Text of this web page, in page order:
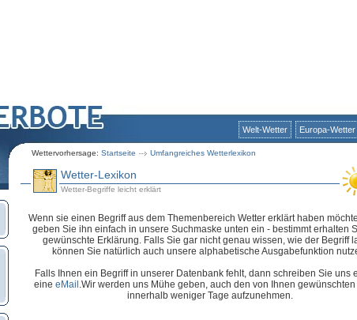
Welt-Wetter Europa-Wetter
Wettervorhersage: Startseite Umfangreiches Wetterlexikon
Wetter-Lexikon
Wetter-Begriffe leicht erklärt
Wenn sie einen Begriff aus dem Themenbereich Wetter erklärt haben
geben Sie ihn einfach in unsere Suchmaske unten ein - bestimmt erhalten
gewünschte Erklärung. Falls Sie gar nicht genau wissen, wie der Begriff
können Sie natürlich auch unsere alphabetische Ausgabefunktion
Falls Ihnen ein Begriff in unserer Datenbank fehlt, dann schreiben Sie uns
eine eMail .Wir werden uns Mühe geben, auch den von Ihnen
innerhalb weniger Tage aufzunehmen.